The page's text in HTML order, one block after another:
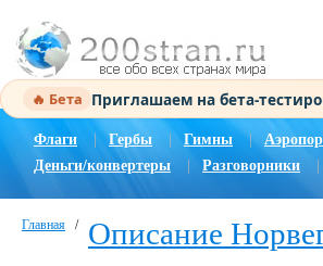
🔥 Бета Приглашаем на бета-
Флаги Гербы Гимны |
Деньги/конвертеры
Разговорники
Главная / Описание